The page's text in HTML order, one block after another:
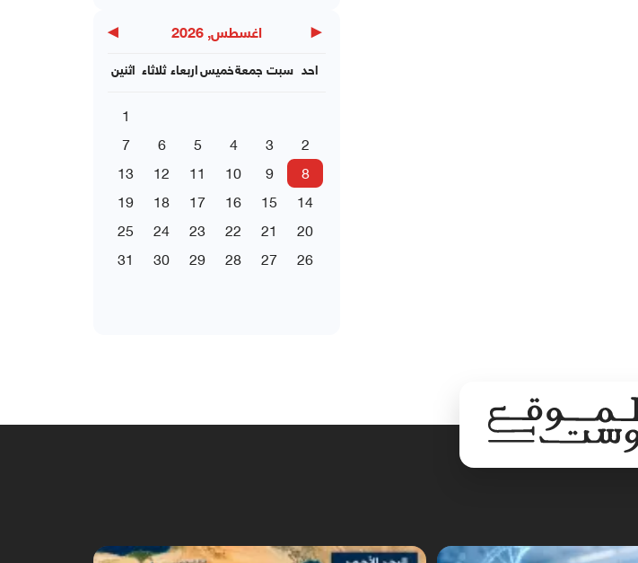
◀ اغسطس, 2026 ▶
اثنين ثلاثاء اربعاءخميسجمعة سبت احد
1
2
3
4
5
6
7
8
9
10
11
12
13
14
15
16
17
18
19
20
21
22
23
24
25
26
27
28
29
30
31